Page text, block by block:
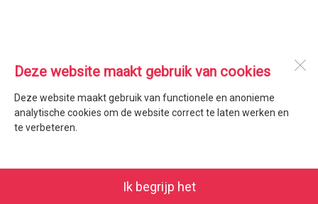
Deze website maakt gebruik van cookies
Deze website maakt gebruik van functionele en anonieme
analytische cookies om de website correct te laten werken en
te verbeteren.
Ik begrijp het